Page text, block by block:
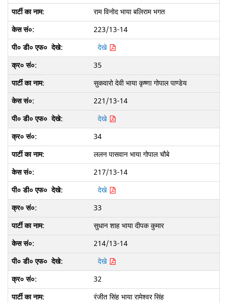
राम विनोद भाया बलिराम भगत
223/13-14
देखे
35
सुकवारो देवी भाया कृष्णा गोपाल पाण्डेय
221/13-14
देखे
34
ललन पासवान भाया गोपाल चौबे
217/13-14
देखे
33
सुधान शाह भाया दीपक कुमार
214/13-14
देखे
32
रंजीत सिंह भाया रामेश्वर सिंह